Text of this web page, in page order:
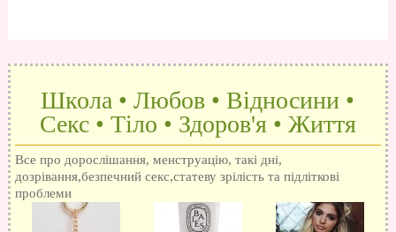
Школа • Любов • Відносини •
Секс • Тіло • Здоров'я • Життя
Все про дорослішання, менструацію, такі дні,
дозрівання,безпечний секс,статеву зрілість та підліткові
проблеми